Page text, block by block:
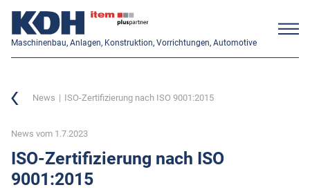
Maschinenbau, Anlagen, Konstruktion, Vorrichtungen, Automotive
News ISO-Zertifizierung nach ISO 9001:2015
News vom 1.7.2023
ISO-Zertifizierung nach ISO
9001:2015